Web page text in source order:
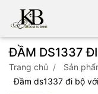
ĐẦM DS1337 ĐI
trang chủ sản
đầm ds1337 đi bộ